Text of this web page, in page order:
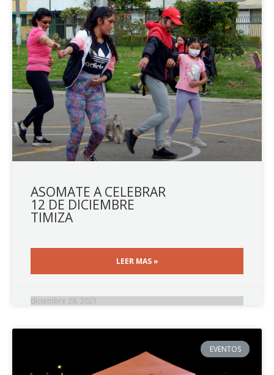
ASOMATE A CELEBRAR
12 DE DICIEMBRE
TIMIZA
LEER MAS »
diciembre 28, 2021
EVENTOS